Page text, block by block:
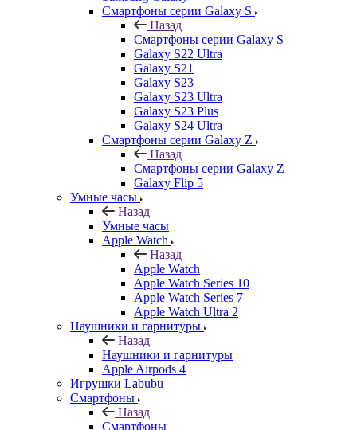
Смартфоны серии Galaxy S
Назад
Смартфоны серии Galaxy S
Galaxy S22 Ultra
Galaxy S21
Galaxy S23
Galaxy S23 Ultra
Galaxy S23 Plus
Galaxy S24 Ultra
Смартфоны серии Galaxy Z
Назад
Смартфоны серии Galaxy Z
Galaxy Flip 5
Умные часы
Назад
Умные часы
Apple Watch
Назад
Apple Watch
Apple Watch Series 10
Apple Watch Series 7
Apple Watch Ultra 2
Наушники и гарнитуры
Назад
Наушники и гарнитуры
Apple Airpods 4
Игрушки Labubu
Смартфоны
Назад
Смартфоны